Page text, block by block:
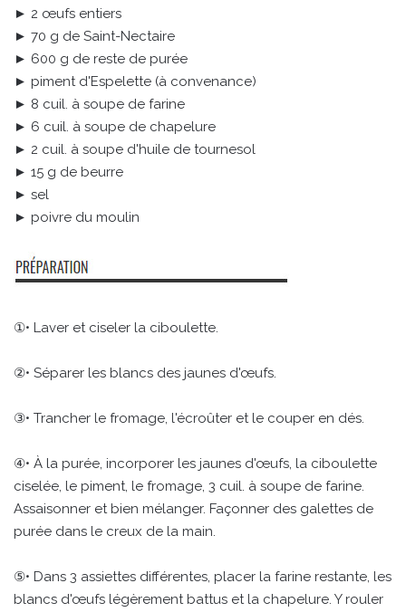
► 2 œufs entiers
► 70 g de Saint-Nectaire
► 600 g de reste de purée
► piment d'Espelette (à convenance)
► 8 cuil. à soupe de farine
► 6 cuil. à soupe de chapelure
► 2 cuil. à soupe d'huile de tournesol
► 15 g de beurre
► sel
► poivre du moulin
①• Laver et ciseler la ciboulette.
②• Séparer les blancs des jaunes d'œufs.
③• Trancher le fromage, l'écroûter et le couper en dés.
④• À la purée, incorporer les jaunes d'œufs, la ciboulette
ciselée, le piment, le fromage, 3 cuil. à soupe de farine.
Assaisonner et bien mélanger. Façonner des galettes de
purée dans le creux de la main.
⑤• Dans 3 assiettes différentes, placer la farine restante, les
blancs d'œufs légèrement battus et la chapelure. Y rouler